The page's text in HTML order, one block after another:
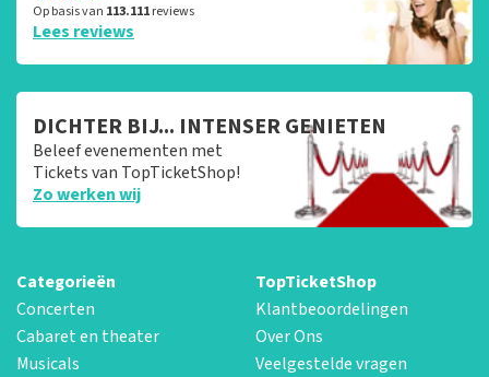
Op basis van 113.111reviews
Lees reviews
DICHTER BIJ... INTENSER GENIETEN
Beleef evenementen met
Tickets van TopTicketShop!
Zo werken wij
Categorieën
Concerten
Cabaret en theater
Musicals
TopTicketShop
Klantbeoordelingen
Over Ons
Veelgestelde vragen